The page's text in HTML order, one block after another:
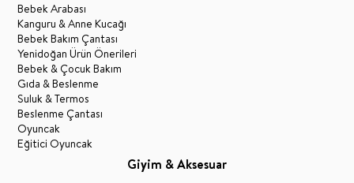
Bebek Arabası
Kanguru & Anne Kucağı
Bebek Bakım Çantası
Yenidoğan Ürün Önerileri
Bebek & Çocuk Bakım
Gıda & Beslenme
Suluk & Termos
Beslenme Çantası
Oyuncak
Eğitici Oyuncak
Giyim & Aksesuar